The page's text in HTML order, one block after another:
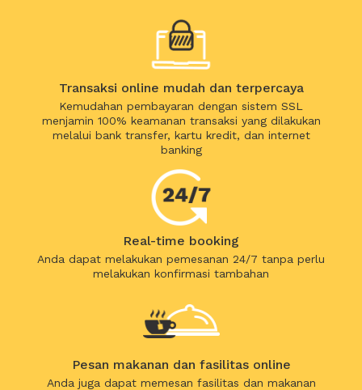
Transaksi online mudah dan terpercaya
Kemudahan pembayaran dengan sistem SSL
menjamin 100% keamanan transaksi yang dilakukan
melalui bank transfer, kartu kredit, dan internet
banking
Real-time booking
Anda dapat melakukan pemesanan 24/7 tanpa perlu
melakukan konfirmasi tambahan
Pesan makanan dan fasilitas online
Anda juga dapat memesan fasilitas dan makanan